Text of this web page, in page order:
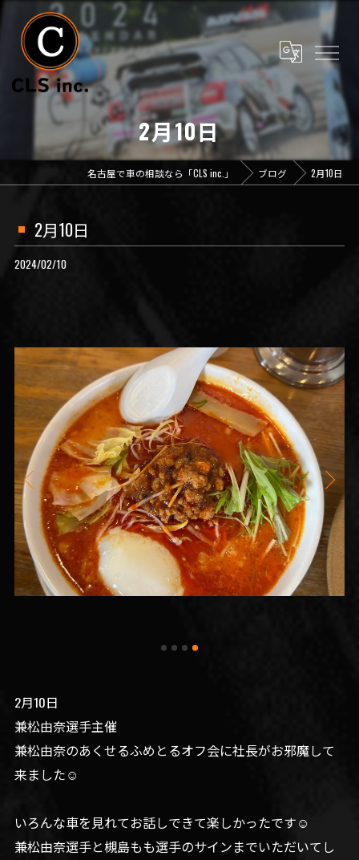
2月10日
名古屋で車の相談なら「CLS inc.」 ブログ 2月10日
2月10日
2024/02/10
2月10日
兼松由奈選手主催
兼松由奈のあくせるふめとるオフ会に社長がお邪魔して
来ました☺️
いろんな車を見れてお話しできて楽しかったです☺️
兼松由奈選手と槻島もも選手のサインまでいただいてし